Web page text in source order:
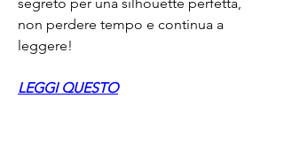
non perdere tempo e continua a
leggere!
LEGGI QUESTO